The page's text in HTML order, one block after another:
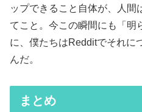
ップできること自体が、人間
てこと。今この瞬間にも「明
に、僕たちはRedditでそれに
んだ。
まとめ